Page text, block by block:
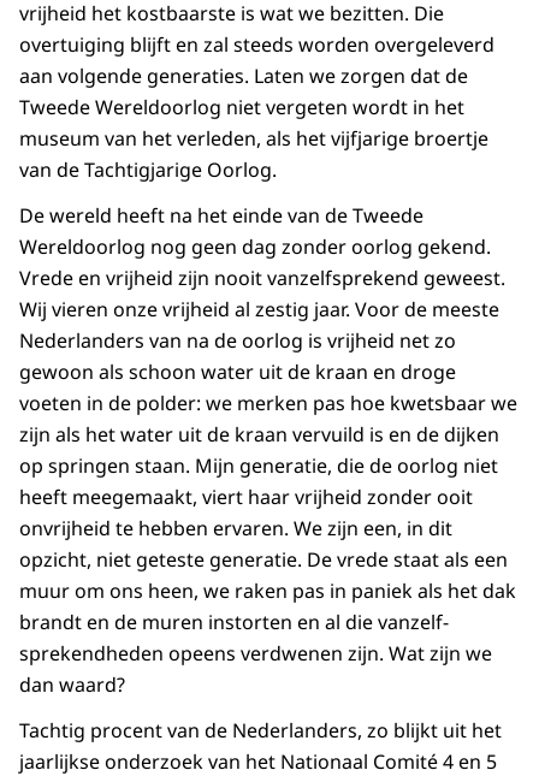
vrijheid het kostbaarste is wat we bezitten. Die
overtuiging blijft en zal steeds worden overgeleverd
aan volgende generaties. Laten we zorgen dat de
Tweede Wereldoorlog niet vergeten wordt in het
museum van het verleden, als het vijfjarige broertje
van de Tachtigjarige Oorlog.
De wereld heeft na het einde van de Tweede
Wereldoorlog nog geen dag zonder oorlog gekend.
Vrede en vrijheid zijn nooit vanzelfsprekend geweest.
Wij vieren onze vrijheid al zestig jaar. Voor de meeste
Nederlanders van na de oorlog is vrijheid net zo
gewoon als schoon water uit de kraan en droge
voeten in de polder: we merken pas hoe kwets­baar we
zijn als het water uit de kraan vervuild is en de dijken
op springen staan. Mijn generatie, die de oorlog niet
heeft meegemaakt, viert haar vrijheid zonder ooit
onvrijheid te hebben ervaren. We zijn een, in dit
opzicht, niet geteste generatie. De vrede staat als een
muur om ons heen, we raken pas in paniek als het dak
brandt en de muren instorten en al die vanzelf­
sprekend­heden opeens verdwenen zijn. Wat zijn we
dan waard?
Tachtig procent van de Nederlanders, zo blijkt uit het
jaarlijkse onderzoek van het Nationaal Comité 4 en 5